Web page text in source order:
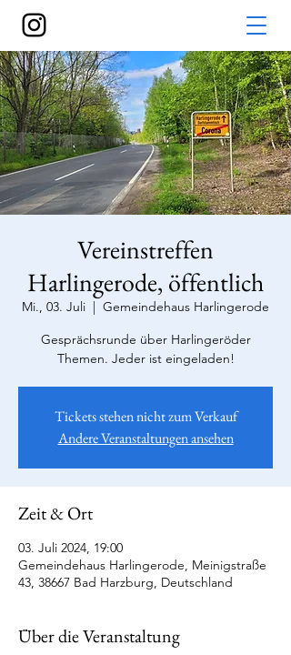
Vereinstreffen
Harlingerode, öffentlich
Mi., 03. Juli
  |
Gemeindehaus Harlingerode
Gesprächsrunde über Harlingeröder
Themen. Jeder ist eingeladen!
Tickets stehen nicht zum Verkauf
Andere Veranstaltungen ansehen
Zeit & Ort
03. Juli 2024, 19:00
Gemeindehaus Harlingerode, Meinigstraße
43, 38667 Bad Harzburg, Deutschland
Über die Veranstaltung